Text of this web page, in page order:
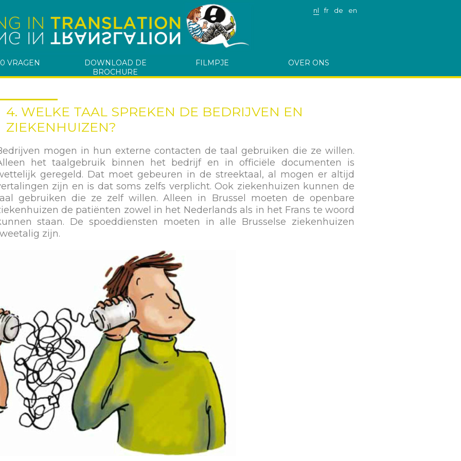
nl fr de en
VRAGEN
DOWNLOAD DE
BROCHURE
FILMPJE OVER ONS
4. WELKE TAAL SPREKEN DE BEDRIJVEN EN
ZIEKENHUIZEN?
mogen in hun externe contacten de taal gebruiken die ze willen.
het taalgebruik binnen het bedrijf en in officiële documenten is
geregeld. Dat moet gebeuren in de streektaal, al mogen er altijd
zijn en is dat soms zelfs verplicht. Ook ziekenhuizen kunnen de
gebruiken die ze zelf willen. Alleen in Brussel moeten de openbare
de patiënten zowel in het Nederlands als in het Frans te woord
staan. De spoeddiensten moeten in alle Brusselse ziekenhuizen
zijn.